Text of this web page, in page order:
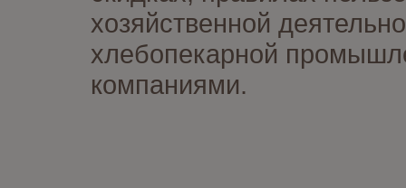
хозяйственной
хлебопекарной
компаниями.